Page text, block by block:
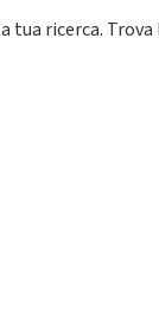
ricerca.